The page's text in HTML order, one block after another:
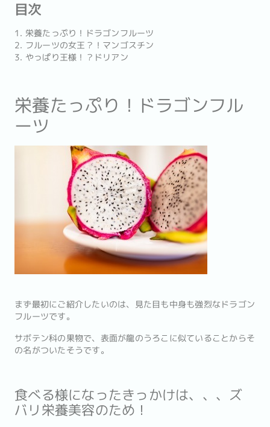
目次
1. 栄養たっぷり！ドラゴンフルーツ
2. フルーツの女王？！マンゴスチン
3. やっぱり王様！？ドリアン
栄養たっぷり！ドラゴンフル
ーツ
まず最初にご紹介したいのは、見た目も中身も強烈なドラゴン
フルーツです。
サボテン科の果物で、表面が龍のうろこに似ていることからそ
の名がついたそうです。
食べる様になったきっかけは、、、ズ
バリ栄養美容のため！